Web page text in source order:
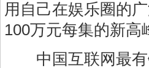
用自己在娱乐圈的
100万元每集的新高
中国互联网最有